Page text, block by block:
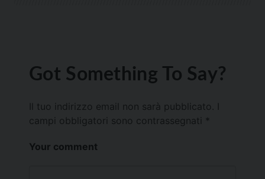
Got Something To Say?
Il tuo indirizzo email non sarà pubblicato.
campi obbligatori sono contrassegnati *
Your comment